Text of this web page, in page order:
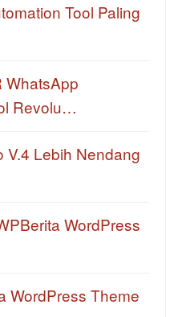
Tool Paling
WhatsApp
Revolu…
V.4 Lebih Nendang
WordPress
WordPress Theme